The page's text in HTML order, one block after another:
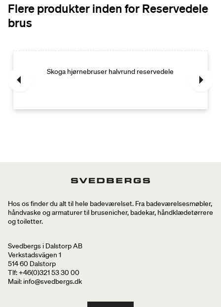
Flere produkter inden for Reservedele
brus
Skoga hjørnebruser halvrund reservedele
Hos os finder du alt til hele badeværelset. Fra badeværelsesmøbler,
håndvaske og armaturer til brusenicher, badekar, håndklædetørrere
og toiletter.
Svedbergs i Dalstorp AB
Verkstadsvägen 1
514 60 Dalstorp
Tlf: +46(0)321 53 30 00
Mail: info@svedbergs.dk